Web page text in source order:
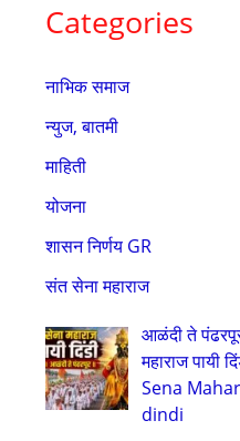
Categories
नाभिक समाज
न्युज, बातमी
माहिती
योजना
शासन निर्णय GR
संत सेना महाराज
आळंदी ते
महाराज पायी
Sena
dindi